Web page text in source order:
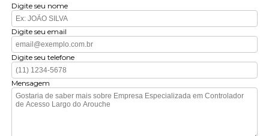
Digite seu nome
Digite seu email
Digite seu telefone
Mensagem